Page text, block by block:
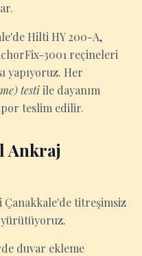
Hilti HY 200-A,
3001 reçineleri
yapıyoruz. Her
testiile dayanım
teslim edilir.
Ankraj
Çanakkale'de titreşimsiz
duvar ekleme